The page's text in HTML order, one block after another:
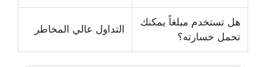
هل تستخدم مبلغاً يمكنك
تحمل خسارته؟
التداول عالي المخاطر